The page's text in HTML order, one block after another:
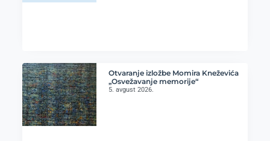
Otvaranje izložbe Momira Kneževića
„Osvežavanje memorije“
5. avgust 2026.